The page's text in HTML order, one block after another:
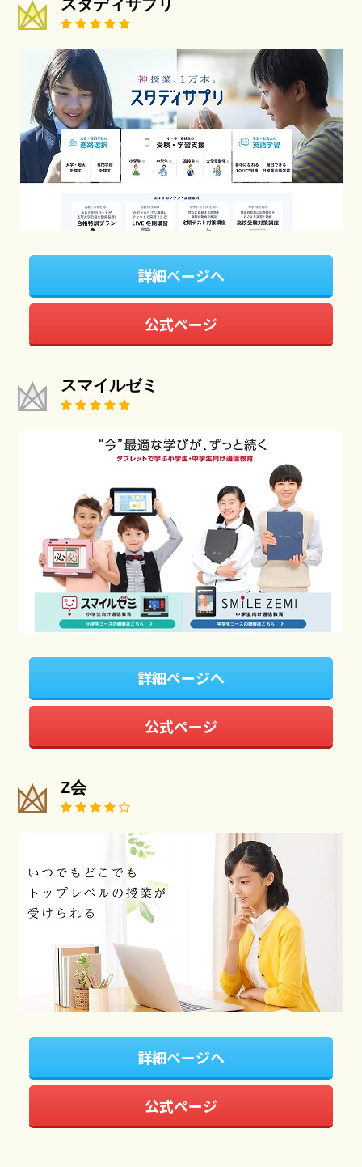
スタディサプリ
詳細ページへ
公式ページ
スマイルゼミ
詳細ページへ
公式ページ
Z会
詳細ページへ
公式ページ